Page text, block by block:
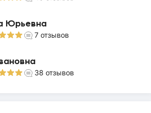
Юрьевна
7 отзывов
38 отзывов